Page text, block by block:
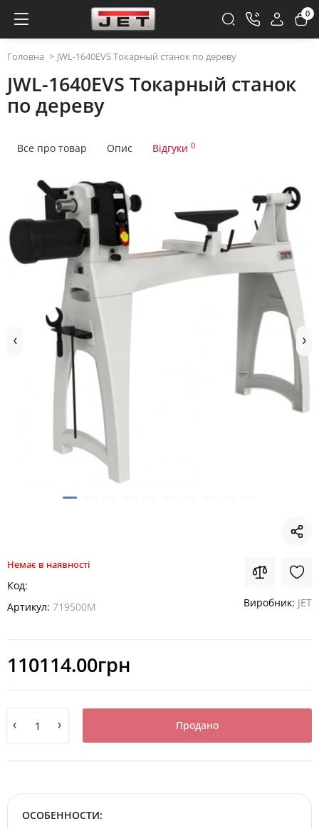
0
Головна JWL-1640EVS Токарный станок по дереву
JWL-1640EVS Токарный станок
по дереву
Все про товар Опис Відгуки 0
Немає в наявності
Код:
Артикул: 719500M Виробник: JET
110114.00грн
Продано
ОСОБЕННОСТИ: